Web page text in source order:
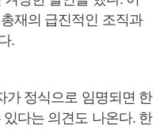
재의 급진적인 조직과
.
가 정식으로 임명되면 한
다는 의견도 나온다. 한